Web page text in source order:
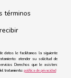
términos
datos le facilitamos la siguiente
atender su solicitud de
Derechos que le asisten:
tratamiento:política de privacidad